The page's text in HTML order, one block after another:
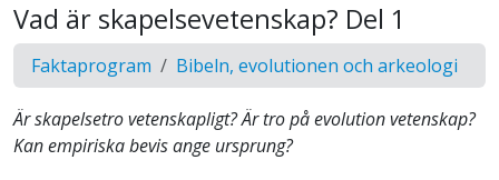
Vad är skapelsevetenskap? Del 1
Faktaprogram Bibeln, evolutionen och arkeologi
Är skapelsetro vetenskapligt? Är tro på evolution vetenskap?
Kan empiriska bevis ange ursprung?